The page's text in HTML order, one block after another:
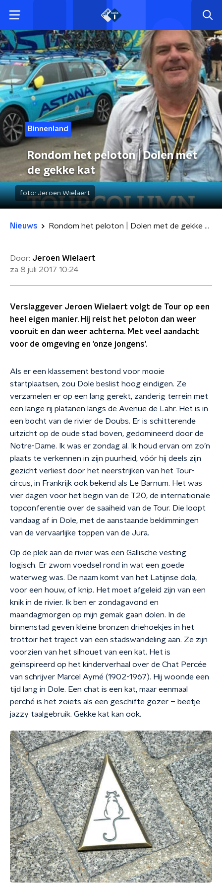
Binnenland
Rondom het peloton | Dolen met
de gekke kat
foto: Jeroen Wielaert
Nieuws Rondom het peloton | Dolen met de gekke kat
Door: Jeroen Wielaert
za 8 juli 2017 10:24
Verslaggever Jeroen Wielaert volgt de Tour op een
heel eigen manier. Hij reist het peloton dan weer
vooruit en dan weer achterna. Met veel aandacht
voor de omgeving en 'onze jongens'.
Als er een klassement bestond voor mooie
startplaatsen, zou Dole beslist hoog eindigen. Ze
verzamelen er op een lang gerekt, zanderig terrein met
een lange rij platanen langs de Avenue de Lahr. Het is in
een bocht van de rivier de Doubs. Er is schitterende
uitzicht op de oude stad boven, gedomineerd door de
Notre-Dame. Ik was er zondag al. Ik houd ervan om zo’n
plaats te verkennen in zijn puurheid, vóór hij deels zijn
gezicht verliest door het neerstrijken van het Tour-
circus, in Frankrijk ook bekend als Le Barnum. Het was
vier dagen voor het begin van de T20, de internationale
topconferentie over de saaiheid van de Tour. Die loopt
vandaag af in Dole, met de aanstaande beklimmingen
van de vervaarlijke toppen van de Jura.
Op de plek aan de rivier was een Gallische vesting
logisch. Er zwom voedsel rond in wat een goede
waterweg was. De naam komt van het Latijnse dola,
voor een houw, of knip. Het moet afgeleid zijn van een
knik in de rivier. Ik ben er zondagavond en
maandagmorgen op mijn gemak gaan dolen. In de
binnenstad geven kleine bronzen driehoekjes in het
trottoir het traject van een stadswandeling aan. Ze zijn
voorzien van het silhouet van een kat. Het is
geïnspireerd op het kinderverhaal over de Chat Percée
van schrijver Marcel Aymé (1902-1967). Hij woonde een
tijd lang in Dole. Een chat is een kat, maar eenmaal
perché is het zoiets als een geschifte gozer – beetje
jazzy taalgebruik. Gekke kat kan ook.